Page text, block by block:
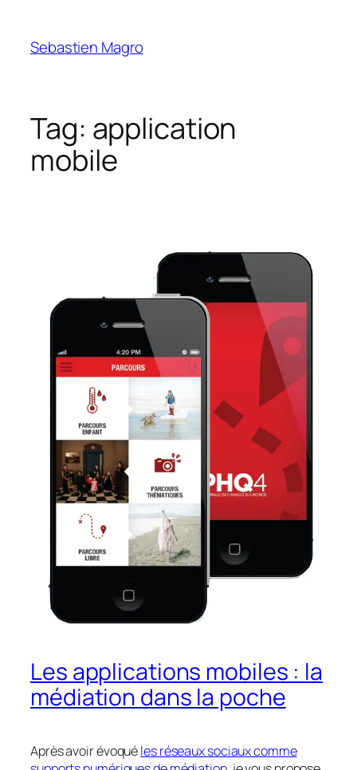
content
Sebastien Magro
Tag: application
mobile
Les applications mobiles : la
médiation dans la poche
Après avoir évoquéles réseaux sociaux comme